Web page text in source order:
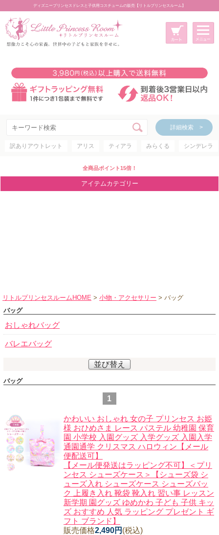
ディズニープリンセスドレスと子供用コスチュームの販売【リトルプリンセスルーム】
詳細検索 >
訳ありアウトレット アリス ティアラ みらくる シンデレラ
全商品ポイント15倍！
アイテムカテゴリー
リトルプリンセスルームHOME > 小物・アクセサリー > バッグ
バッグ
おしゃれバッグ
バレエバッグ
並び替え
バッグ
1
かわいい おしゃれ 女の子 プリンセス お姫
様 おひめさま レース パステル 幼稚園 保育
園 小学校 入園グッズ 入学グッズ 入園入学
通園通学 クリスマス ハロウィン【メール
便配送可】
【メール便発送はラッピング不可】＜プリ
ンセス シューズケース＞【シューズ袋 シ
ューズ入れ シューズケース シューズバッ
ク 上履き入れ 靴袋 靴入れ 習い事 レッスン
新学期 園グッズ ゆめかわ 子ども 子供 キッ
ズ おすすめ 人気 ラッピング プレゼント ギ
フト ブランド】
販売価格2,490円 (税込)
新規会員登録
マイページ
カート
詳細検索 >
アイテムカテゴリー
ディズニープリンセス
ディズニキャラクター
お支払・送料
サイズの測り方
レビューを見る
ブログ
マイページログイン
お問い合わせ
当店は持続可能な開発目標「SDGs」を推進しています。